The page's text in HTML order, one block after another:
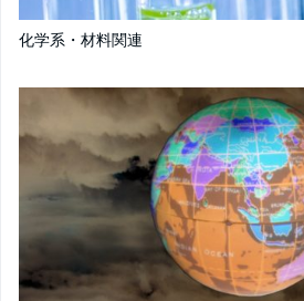
化学系・材料関連